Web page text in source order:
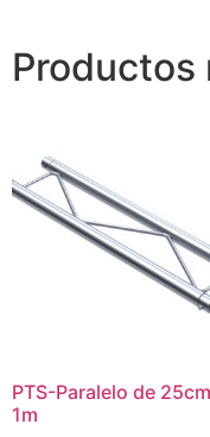
Productos
PTS-Paralelo de
1m